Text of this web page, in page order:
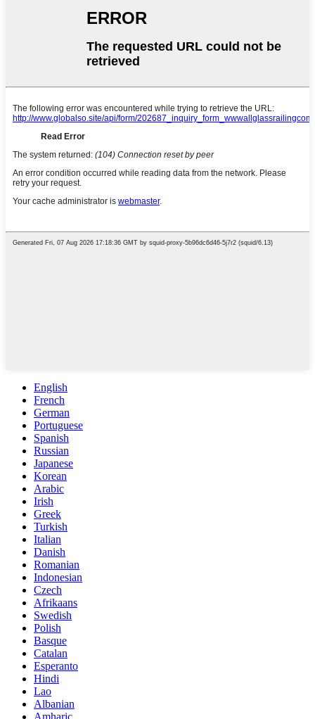
English
French
German
Portuguese
Spanish
Russian
Japanese
Korean
Arabic
Irish
Greek
Turkish
Italian
Danish
Romanian
Indonesian
Czech
Afrikaans
Swedish
Polish
Basque
Catalan
Esperanto
Hindi
Lao
Albanian